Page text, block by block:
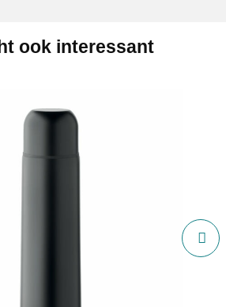
ook interessant